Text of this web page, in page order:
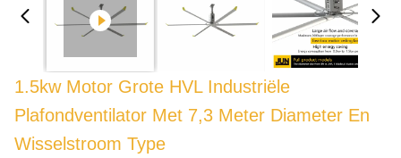
1.5kw Motor Grote HVL Industriële
Plafondventilator Met 7,3 Meter Diameter En
Wisselstroom Type